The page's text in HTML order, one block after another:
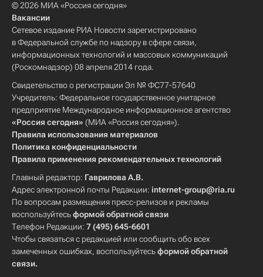
© 2026 МИА «Россия сегодня»
Вакансии
Сетевое издание РИА Новости зарегистрировано
в Федеральной службе по надзору в сфере связи,
информационных технологий и массовых коммуникаций
(Роскомнадзор) 08 апреля 2014 года.
Свидетельство о регистрации Эл № ФС77-57640
Учредитель: Федеральное государственное унитарное
предприятие Международное информационное агентство
«Россия сегодня» (МИА «Россия сегодня»).
Правила использования материалов
Политика конфиденциальности
Правила применения рекомендательных технологий
Главный редактор: Гаврилова А.В.
Адрес электронной почты Редакции: internet-group@ria.ru
По вопросам размещения пресс-релизов и рекламы
воспользуйтесьформой обратной связи
Телефон Редакции: 7 (495) 645-6601
Чтобы связаться с редакцией или сообщить обо всех
замеченных ошибках, воспользуйтесьформой обратной
связи.